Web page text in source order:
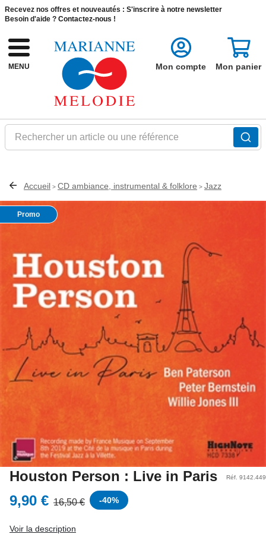
Recevez nos offres et nouveautés : S'inscrire à notre newsletter
Besoin d'aide ? Contactez-nous !
MENU
Rechercher un article ou une référence
Mon compte Mon panier
Accueil > CD ambiance, instrumental & folklore > Jazz
Promo
Houston Person : Live in Paris Réf. 9142.449
9,90 € 16,50 € -40%
Voir la description